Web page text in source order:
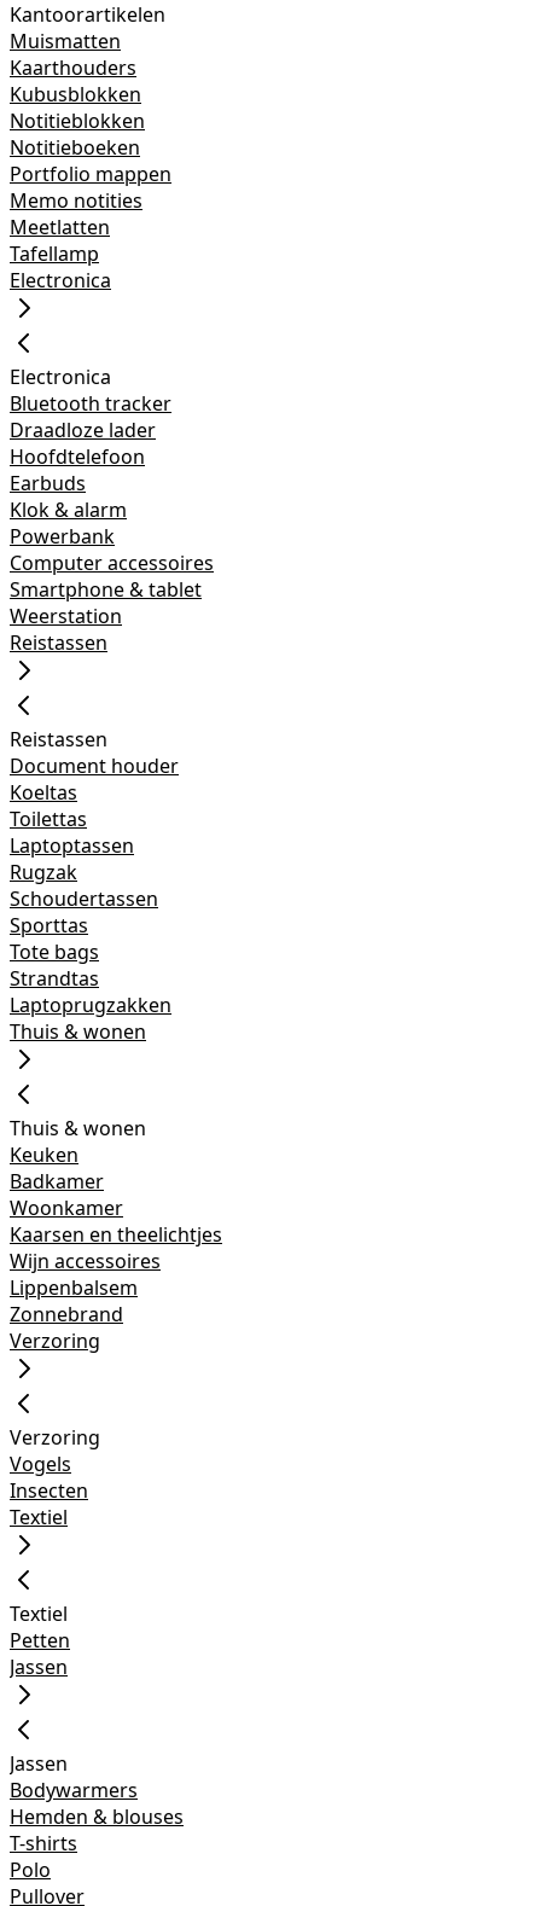
Kantoorartikelen
Muismatten
Kaarthouders
Kubusblokken
Notitieblokken
Notitieboeken
Portfolio mappen
Memo notities
Meetlatten
Tafellamp
Electronica
Electronica
Bluetooth tracker
Draadloze lader
Hoofdtelefoon
Earbuds
Klok & alarm
Powerbank
Computer accessoires
Smartphone & tablet
Weerstation
Reistassen
Reistassen
Document houder
Koeltas
Toilettas
Laptoptassen
Rugzak
Schoudertassen
Sporttas
Tote bags
Strandtas
Laptoprugzakken
Thuis & wonen
Thuis & wonen
Keuken
Badkamer
Woonkamer
Kaarsen en theelichtjes
Wijn accessoires
Lippenbalsem
Zonnebrand
Verzoring
Verzoring
Vogels
Insecten
Textiel
Textiel
Petten
Jassen
Jassen
Bodywarmers
Hemden & blouses
T-shirts
Polo
Pullover